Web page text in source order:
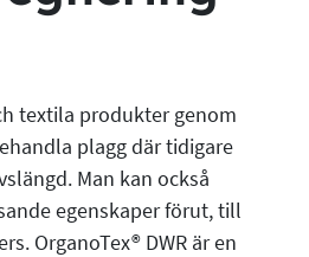
textila produkter genom
plagg där tidigare
Man kan också
egenskaper förut, till
OrganoTex® DWR är en